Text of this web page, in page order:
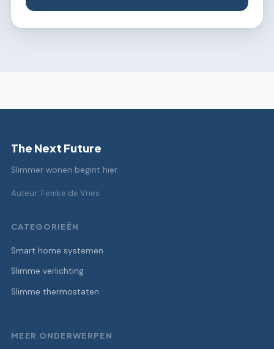
The Next Future
Slimmer wonen begint hier.
Auteur: Femke de Vries
CATEGORIEËN
Smart home systemen
Slimme verlichting
Slimme thermostaten
MEER ONDERWERPEN